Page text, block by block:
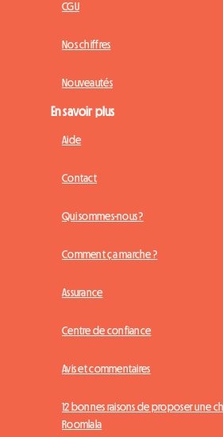
CGU
Nos chiffres
Nouveautés
En savoir plus
Aide
Contact
Qui sommes-nous ?
Comment ça marche ?
Assurance
Centre de confiance
Avis et commentaires
12 bonnes raisons de proposer une
Roomlala